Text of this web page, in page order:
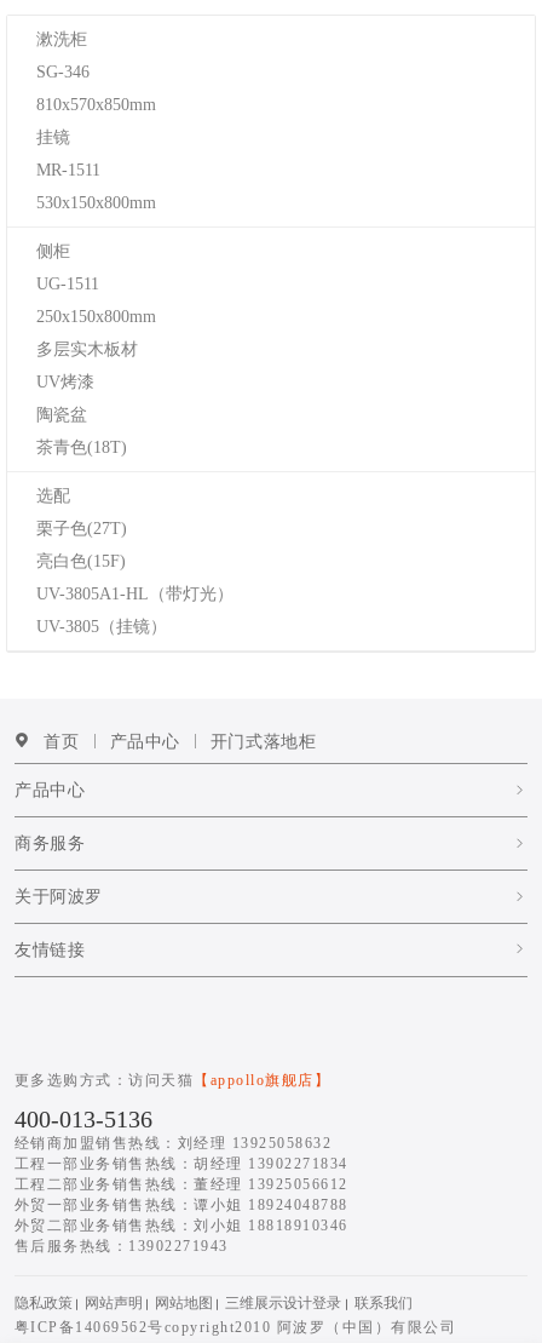
漱洗柜
SG-346
810x570x850mm
挂镜
MR-1511
530x150x800mm
侧柜
UG-1511
250x150x800mm
多层实木板材
UV烤漆
陶瓷盆
茶青色(18T)
选配
栗子色(27T)
亮白色(15F)
UV-3805A1-HL（带灯光）
UV-3805（挂镜）
首页 产品中心 开门式落地柜
产品中心
商务服务
关于阿波罗
友情链接
更多选购方式：访问天猫 【appollo旗舰店】
400-013-5136
经销商加盟销售热线：刘经理 13925058632
工程一部业务销售热线：胡经理 13902271834
工程二部业务销售热线：董经理 13925056612
外贸一部业务销售热线：谭小姐 18924048788
外贸二部业务销售热线：刘小姐 18818910346
售后服务热线：13902271943
隐私政策 网站声明 网站地图 三维展示设计登录
联系我们
粤ICP备14069562号copyright2010 阿波罗（中国）有限公司